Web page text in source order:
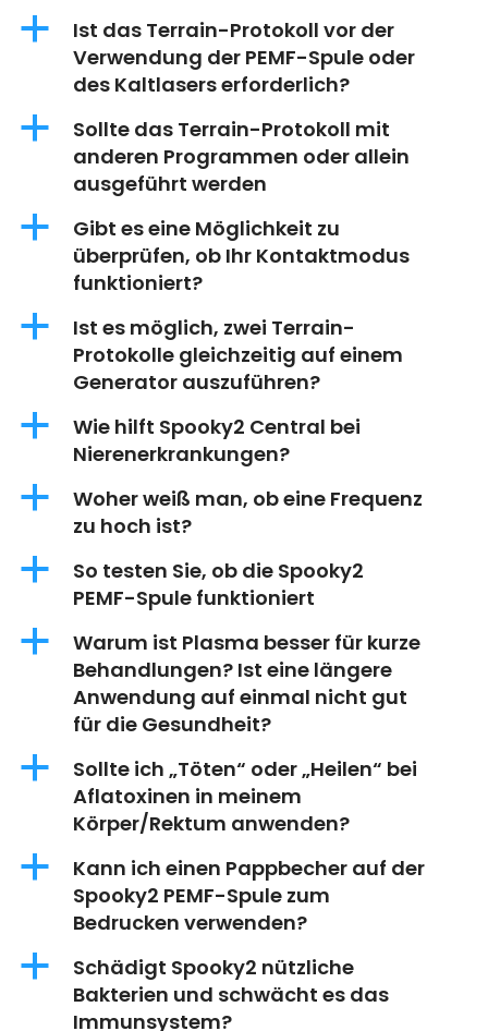
a
Ist das Terrain-Protokoll vor der
Verwendung der PEMF-Spule oder
des Kaltlasers erforderlich?
a
Sollte das Terrain-Protokoll mit
anderen Programmen oder allein
ausgeführt werden
a
Gibt es eine Möglichkeit zu
überprüfen, ob Ihr Kontaktmodus
funktioniert?
a
Ist es möglich, zwei Terrain-
Protokolle gleichzeitig auf einem
Generator auszuführen?
a
Wie hilft Spooky2 Central bei
Nierenerkrankungen?
a
Woher weiß man, ob eine Frequenz
zu hoch ist?
a
So testen Sie, ob die Spooky2
PEMF-Spule funktioniert
a
Warum ist Plasma besser für kurze
Behandlungen? Ist eine längere
Anwendung auf einmal nicht gut
für die Gesundheit?
a
Sollte ich „Töten“ oder „Heilen“ bei
Aflatoxinen in meinem
Körper/Rektum anwenden?
a
Kann ich einen Pappbecher auf der
Spooky2 PEMF-Spule zum
Bedrucken verwenden?
a
Schädigt Spooky2 nützliche
Bakterien und schwächt es das
Immunsystem?